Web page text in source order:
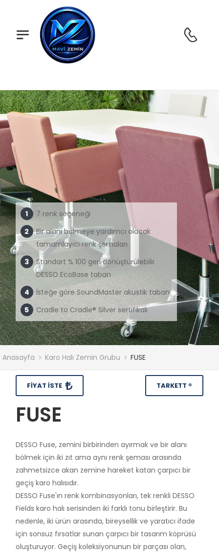
7 renk seçeneği
Bir alanı bölmeye yardımcı olacak
tamamlayıcı renk şemaları
Standart % 100 geri dönüştürülebilir
DESSO EcoBase taban
İsteğe göre SoundMaster akustik taban
Cradle to Cradle® Silver sertifikalı
Anasayfa Karo Halı Zemin Grubu FUSE
TARKETT ®
FIYAT İSTE
FUSE
DESSO Fuse, zemini birbirinden ayırmak ve bir alanı
bölmek için iki zıt ama aynı renk şeması arasında
zahmetsizce akan zemine hareket katan çarpıcı bir
geçiş karo halısıdır.
DESSO Fuse'ın renk kombinasyonları, tek renkli DESSO
Fields karo halı serisinden iki farklı tonu birleştirir. Bu
nedenle, iki ürün arasında, bireysellik ve yaratıcı ifade
için sonsuz fırsatlar sunan çarpıcı bir tasarım köprüsü
oluşturuyor. Geçiş koleksiyonunun bir parçası olan,